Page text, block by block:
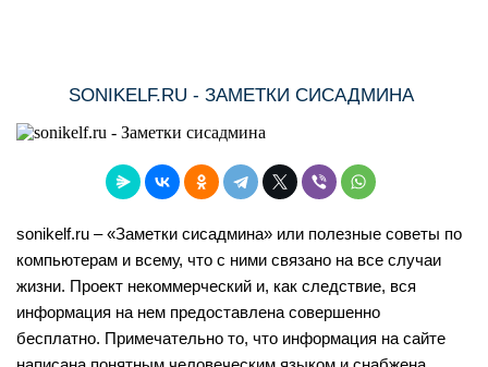
SONIKELF.RU - ЗАМЕТКИ СИСАДМИНА
sonikelf.ru – «Заметки сисадмина» или полезные советы по
компьютерам и всему, что с ними связано на все случаи
жизни. Проект некоммерческий и, как следствие, вся
информация на нем предоставлена совершенно
бесплатно. Примечательно то, что информация на сайте